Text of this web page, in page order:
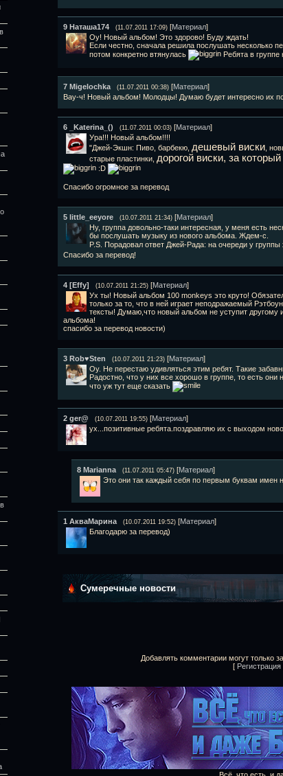
9 Наташа174 (11.07.2011 17:09) [Материал]
Оу! Новый альбом! Это здорово! Буду ждать!
Если честно, сначала решила послушать несколько
потом конкретно втянулась
Ребята в
7 Migelochka (11.07.2011 00:38) [Материал]
Вау-ч! Новый альбом! Молодцы! Думаю будет интересно их
6 _Katerina_() (11.07.2011 00:03) [Материал]
Ура!!! Новый альбом!!!!
"Джей-Экшн: Пиво, барбекю, дешевый виски ,
старые пластинки, дорогой виски, за
:D
Спасибо огромное за перевод
5 little_eeyore (10.07.2011 21:34) [Материал]
Ну, группа довольно-таки интересная, у меня есть
бы послушать музыку из нового альбома. Ждем-с.
P.S. Порадовал ответ Джей-Рада: на очереди у группы
Спасибо за перевод!
4 [Effy] (10.07.2011 21:25) [Материал]
Ух ты! Новый альбом 100 monkeys это круто!
только за то, что в ней играет неподражаемый
тексты! Думаю,что новый альбом не уступит
альбома!
спасибо за перевод новости)
3 Rob♥Sten (10.07.2011 21:23) [Материал]
Оу. Не перестаю удивляться этим ребят. Такие
Радостно, что у них все хорошо в группе, то есть
что уж тут еще сказать
2 ger@ (10.07.2011 19:55) [Материал]
ух...позитивные ребята.поздравляю их с выходом
8 Marianna (11.07.2011 05:47) [Материал]
Это они так каждый себя по первым буквам имен
1 АкваМарина (10.07.2011 19:52) [Материал]
Благодарю за перевод)
Сумеречные новости
Добавлять комментарии могут только
[ Регистрация